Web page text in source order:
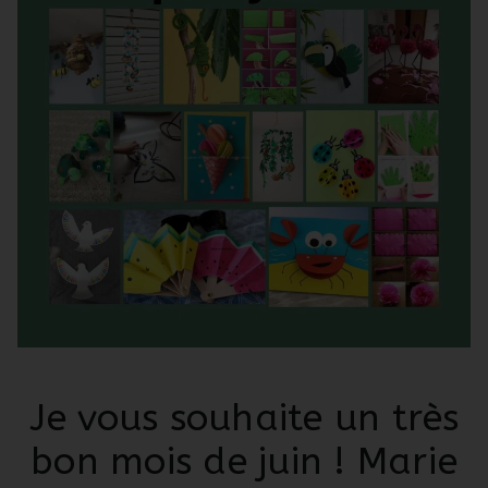
Je vous souhaite un très
bon mois de juin ! Marie